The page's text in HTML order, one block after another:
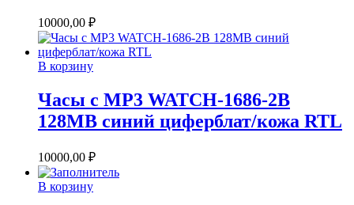
10000,00 ₽
В корзину
Часы с MP3 WATCH-1686-2B
128MB синий циферблат/кожа RTL
10000,00 ₽
В корзину